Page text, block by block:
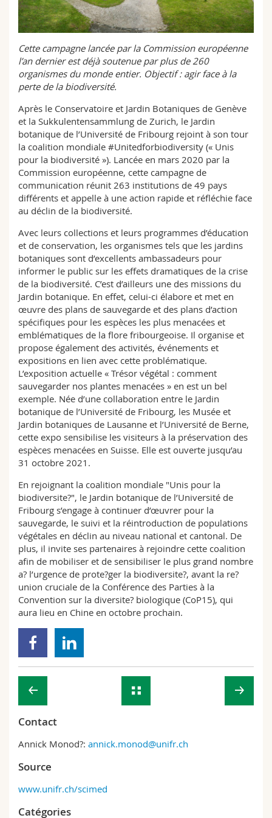
Sciences et médecine
Collaborateurs
Webmail
Programme des cours
MyUnifr
Cette campagne lancée par la Commission européenne
l’an dernier est déjà soutenue par plus de 260
organismes du monde entier. Objectif : agir face à la
perte de la biodiversité.
Après le Conservatoire et Jardin Botaniques de Genève
et la Sukkulentensammlung de Zurich, le Jardin
botanique de l’Université de Fribourg rejoint à son tour
la coalition mondiale #Unitedforbiodiversity (« Unis
pour la biodiversité »). Lancée en mars 2020 par la
Commission européenne, cette campagne de
communication réunit 263 institutions de 49 pays
différents et appelle à une action rapide et réfléchie face
au déclin de la biodiversité.
Avec leurs collections et leurs programmes d’éducation
et de conservation, les organismes tels que les jardins
botaniques sont d’excellents ambassadeurs pour
informer le public sur les effets dramatiques de la crise
de la biodiversité. C’est d’ailleurs une des missions du
Jardin botanique. En effet, celui-ci élabore et met en
œuvre des plans de sauvegarde et des plans d’action
spécifiques pour les espèces les plus menacées et
emblématiques de la flore fribourgeoise. Il organise et
propose également des activités, événements et
expositions en lien avec cette problématique.
L’exposition actuelle « Trésor végétal : comment
sauvegarder nos plantes menacées » en est un bel
exemple. Née d’une collaboration entre le Jardin
botanique de l’Université de Fribourg, les Musée et
Jardin botaniques de Lausanne et l’Université de Berne,
cette expo sensibilise les visiteurs à la préservation des
espèces menacées en Suisse. Elle est ouverte jusqu’au
31 octobre 2021.
En rejoignant la coalition mondiale "Unis pour la
biodiversite?", le Jardin botanique de l’Université de
Fribourg s’engage à continuer d’œuvrer pour la
sauvegarde, le suivi et la réintroduction de populations
végétales en déclin au niveau national et cantonal. De
plus, il invite ses partenaires à rejoindre cette coalition
afin de mobiliser et de sensibiliser le plus grand nombre
a? l’urgence de prote?ger la biodiversite?, avant la re?
union cruciale de la Conférence des Parties à la
Convention sur la diversite? biologique (CoP15), qui
aura lieu en Chine en octobre prochain.
Contact
Annick Monod?: annick.monod@unifr.ch
Source
www.unifr.ch/scimed
Catégories